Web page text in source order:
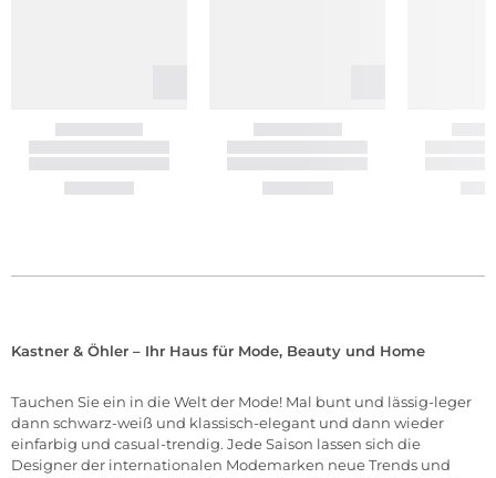
Kastner & Öhler – Ihr Haus für Mode, Beauty und Home
Tauchen Sie ein in die Welt der Mode! Mal bunt und lässig-leger
dann schwarz-weiß und klassisch-elegant und dann wieder
einfarbig und casual-trendig. Jede Saison lassen sich die
Designer der internationalen Modemarken neue Trends und